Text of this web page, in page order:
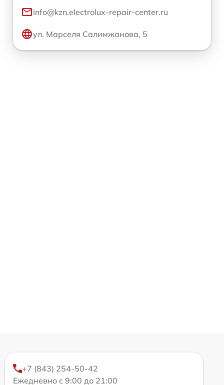
info@kzn.electrolux-repair-center.ru
ул. Марселя Салимжанова, 5
+7 (843) 254-50-42
Ежедневно с 9:00 до 21:00